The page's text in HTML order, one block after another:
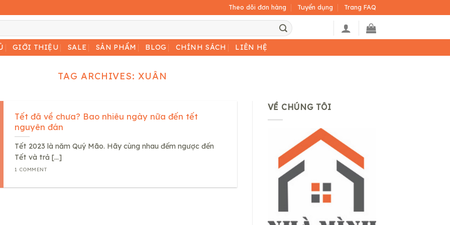
Theo dõi đơn hàng Tuyển dụng Trang FAQ
GIỚI THIỆU SALE SẢN PHẨM BLOG CHÍNH SÁCH LIÊN HỆ
TAG ARCHIVES:XUÂN
Tết đã về chưa? Bao nhiêu ngày nữa đến tết
nguyên đán
Tết 2023 là năm Quý Mão. Hãy cùng nhau đếm ngược đến
Tết và trả [...]
1 COMMENT
VỀ CHÚNG TÔI